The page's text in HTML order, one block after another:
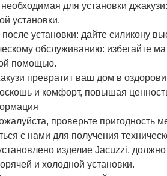
для установки
установки.
установки: дайте силикону
обслуживанию: избегайте
помощью.
превратит ваш дом в
и комфорт, повышая
проверьте пригодность
с нами для получения
изделие Jacuzzi,
и холодной установки.